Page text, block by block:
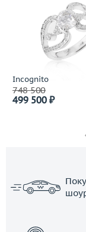
Incognito
748 500
499 500 ₽